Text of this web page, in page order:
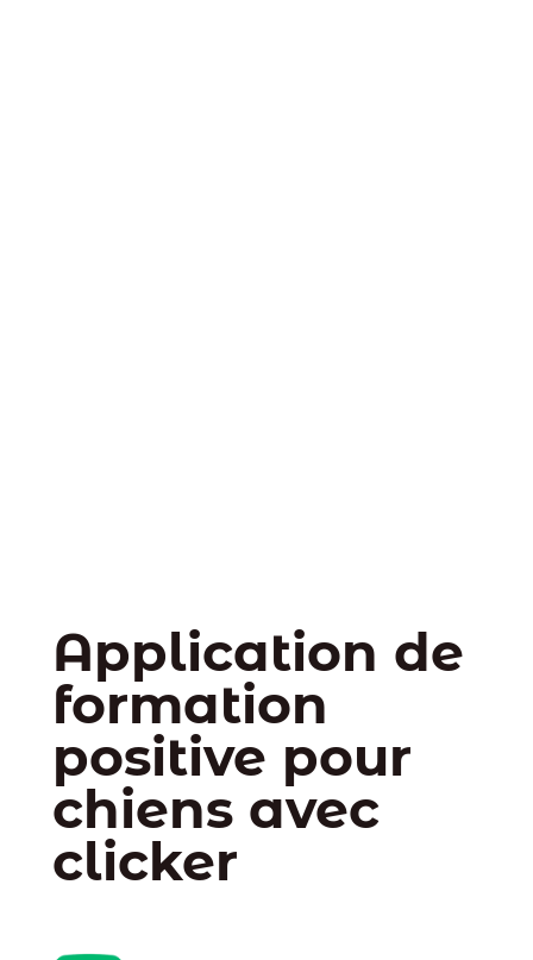
Application de
formation
positive pour
chiens avec
clicker